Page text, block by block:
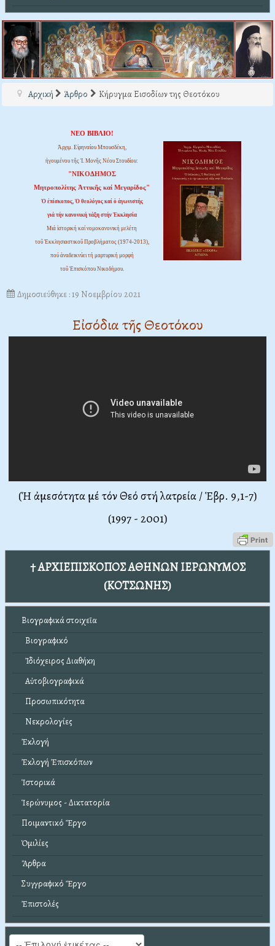
Αρχική Άρθρο Κήρυγμα Εισοδίων της Θεοτόκου
ΝΕΟ ΒΙΒΛΙΟ!
Ἀρχιμ. Εἰρηναίου Μπουσδέκη,
ἡγουμένου τῆς Ἱ. Μονῆς Νέου Στουδίου:
"ΝΙΚΟΔΗΜΟΣ
Μητροπολίτης Ἀττικῆς καί Μεγαρίδος"
Ὁ ἐπίσκοπος, Ὁ θεολόγος καί ὁ ἀγωνιστής
γιά τήν κανονική τάξη στήν Ἐκκλησία
Μιά ἱστορική καί νομοκανονική μελέτη
τοῦ Ἐκκλησιαστικοῦ Προβλήματος (1974-2013),
πού ἀναδεικνύει τή μαρτυρική μορφή
τοῦ Ἐπισκόπου Νικοδήμου.
Δημοσιεύθηκε : 19 Νοεμβρίου 2021
Εἰσόδια τῆς Θεοτόκου
(Ἡ ἀμεσότητα μέ τόν Θεό στή λατρεία / Ἑβρ. 9,1-7)
(1997 - 2001)
† ΑΡΧΙΕΠΙΣΚΟΠΟΣ ΑΘΗΝΩΝ ΙΕΡΩΝΥΜΟΣ
(ΚΟΤΣΩΝΗΣ)
Βιογραφικά στοιχεῖα
Βιογραφικό
Ἰδιόχειρος Διαθήκη
Αὐτοβιογραφικά
Προσωπικότητα
Νεκρολογίες
Ἐκλογή
Ἐκλογή Ἐπισκόπων
Ἱστορικά
Ἱερώνυμος - Δικτατορία
Ποιμαντικό Ἔργο
Ὁμιλίες
Ἄρθρα
Συγγραφικό Ἔργο
Ἐπιστολές